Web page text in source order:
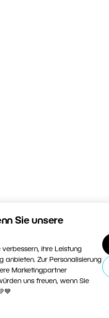
Sie unsere
ihre Leistung
anbieten. Zur Personalisierung
Marketingpartner
uns freuen, wenn Sie